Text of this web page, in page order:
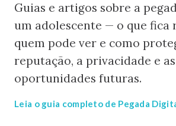
Guias e artigos sobre a
um adolescente — o que fica
quem pode ver e como
reputação, a privacidade e as
oportunidades futuras.
Leia o guia completo de Pegada